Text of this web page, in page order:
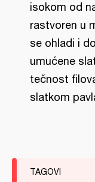
isokom od
rastvoren u
se ohladi i
umućene
tečnost
slatkom
TAGOVI